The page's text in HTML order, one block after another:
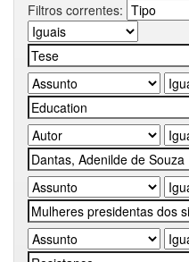
Filtros correntes: